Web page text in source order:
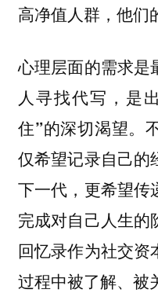
高净值人群， 他们
心理层面的需求是
人寻找代写，是
住”的深切渴望。
仅希望记录自己的
下一代，更希望传
完成对自己人生的
回忆录作为社交
过程中被了解、被